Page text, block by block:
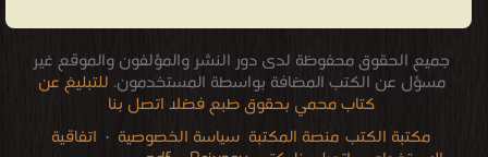
جميع الحقوق محفوظة لدى دور النشر والمؤلفون والموقع غير
مسؤل عن الكتب المضافة بواسطة المستخدمون. للتبليغ عن
كتاب محمي بحقوق طبع فضلا اتصل بنا
مكتبة الكتب منصة المكتبة سياسة الخصوصية · اتفاقية